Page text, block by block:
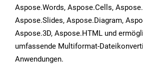
Aspose.Words, Aspose.Cells,
Aspose.Slides, Aspose.Diagram,
Aspose.3D, Aspose.HTML und
umfassende Multiformat-
Anwendungen.